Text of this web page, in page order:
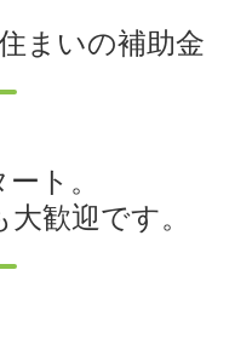
まいの補助金
ト。
歓迎です。